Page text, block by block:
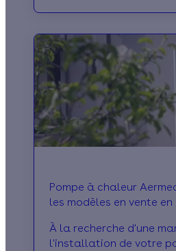
Pompe à chaleur
les modèles en vente en
À la recherche d'une
l'installation de votre